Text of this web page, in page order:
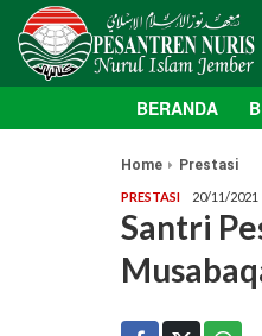
BERANDA
Home Prestasi
PRESTASI 20/11/2021
Santri